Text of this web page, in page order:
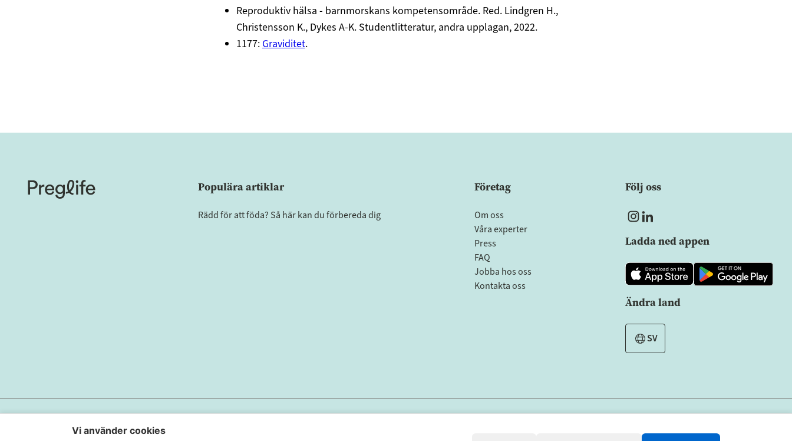
Reproduktiv hälsa - barnmorskans kompetensområde. Red. Lindgren H.,
Christensson K., Dykes A-K. Studentlitteratur, andra upplagan, 2022.
1177:Graviditet.
Populära artiklar
Rädd för att föda? Så här kan du förbereda dig
Företag
Om oss
Våra experter
Press
FAQ
Jobba hos oss
Kontakta oss
Följ oss
Ladda ned appen
Ändra land
SV
Sekretesspolicy Användarvillkor Alla rättigheter förbehållna Copyright © 2026